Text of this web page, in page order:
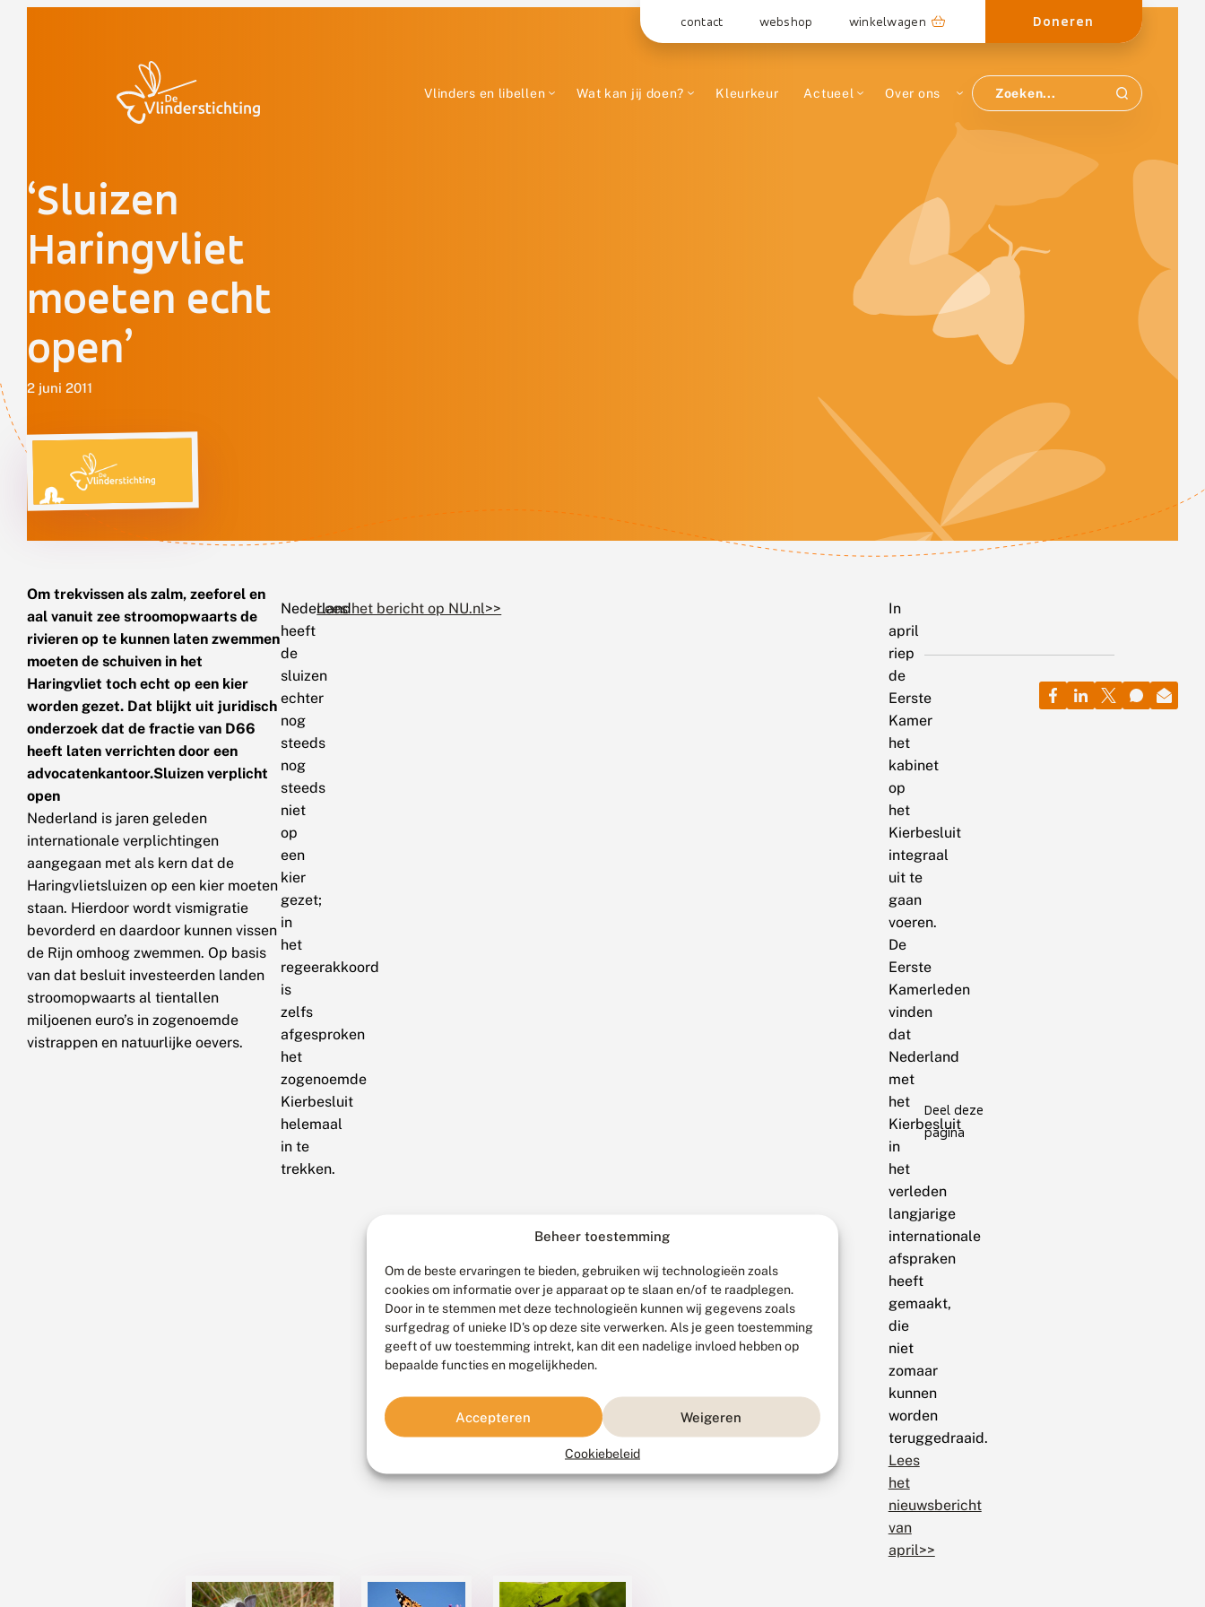
Beheer toestemming
Om de beste ervaringen te bieden, gebruiken wij technologieën zoals
cookies om informatie over je apparaat op te slaan en/of te raadplegen.
Door in te stemmen met deze technologieën kunnen wij gegevens zoals
surfgedrag of unieke ID's op deze site verwerken. Als je geen toestemming
geeft of uw toestemming intrekt, kan dit een nadelige invloed hebben op
bepaalde functies en mogelijkheden.
Accepteren Weigeren
Cookiebeleid
contact webshop winkelwagen Doneren
Vlinders en libellen Wat kan jij doen? Kleurkeur Actueel Over ons
‘Sluizen
Haringvliet
moeten echt
open’
2 juni 2011
Om trekvissen als zalm, zeeforel en
aal vanuit zee stroomopwaarts de
rivieren op te kunnen laten zwemmen
moeten de schuiven in het
Haringvliet toch echt op een kier
worden gezet. Dat blijkt uit juridisch
onderzoek dat de fractie van D66
heeft laten verrichten door een
advocatenkantoor.Sluizen verplicht
open
Nederland is jaren geleden
internationale verplichtingen
aangegaan met als kern dat de
Haringvlietsluizen op een kier moeten
staan. Hierdoor wordt vismigratie
bevorderd en daardoor kunnen vissen
de Rijn omhoog zwemmen. Op basis
van dat besluit investeerden landen
stroomopwaarts al tientallen
miljoenen euro’s in zogenoemde
vistrappen en natuurlijke oevers.
Nederland
heeft
de
sluizen
echter
nog
steeds
nog
steeds
niet
op
een
kier
gezet;
in
het
regeerakkoord
is
zelfs
afgesproken
het
zogenoemde
Kierbesluit
helemaal
in te
trekken.
Lees het bericht op NU.nl>>
In
april
riep
de
Eerste
Kamer
het
kabinet
op
het
Kierbesluit
integraal
uit te
gaan
voeren.
De
Eerste
Kamerleden
vinden
dat
Nederland
met
het
Kierbesluit
in
het
verleden
langjarige
internationale
afspraken
heeft
gemaakt,
die
niet
zomaar
kunnen
worden
teruggedraaid.
Lees
het
nieuwsbericht
van
april>>
Deel deze
pagina